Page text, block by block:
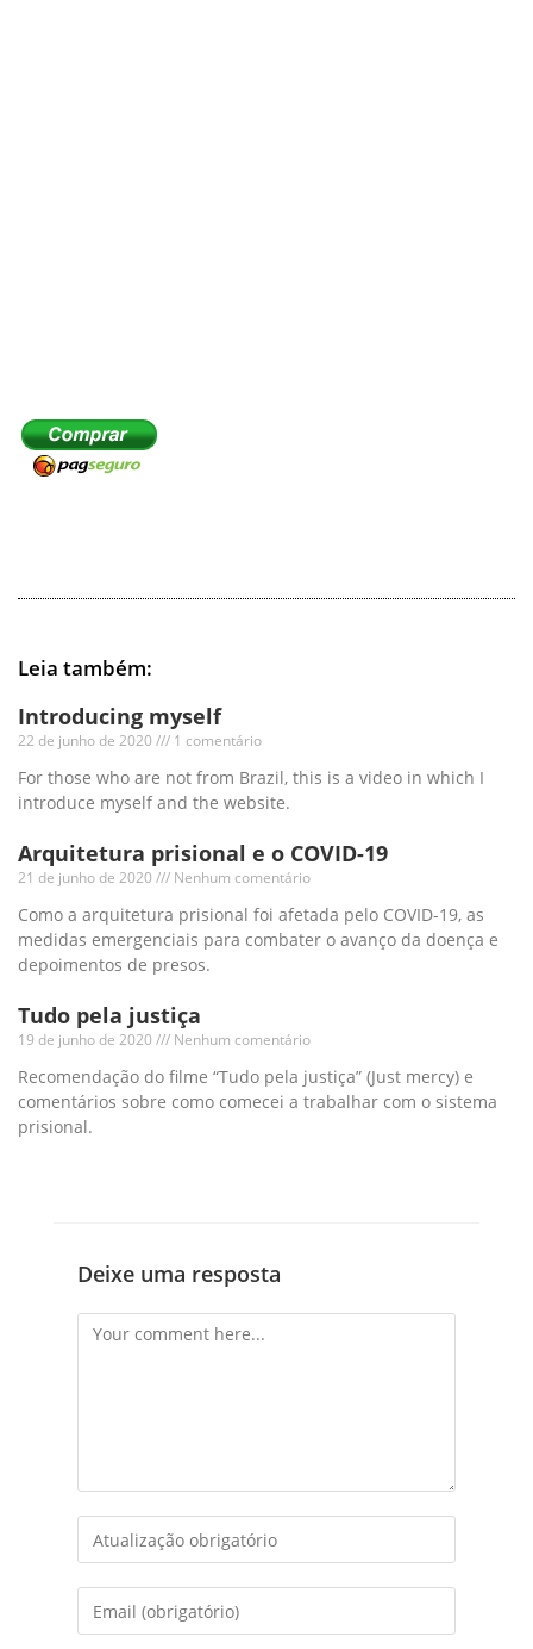
Leia também:
Introducing myself
22 de junho de 2020 1 comentário
For those who are not from Brazil, this is a video in which I
introduce myself and the website.
Arquitetura prisional e o COVID-19
21 de junho de 2020 Nenhum comentário
Como a arquitetura prisional foi afetada pelo COVID-19, as
medidas emergenciais para combater o avanço da doença e
depoimentos de presos.
Tudo pela justiça
19 de junho de 2020 Nenhum comentário
Recomendação do filme “Tudo pela justiça” (Just mercy) e
comentários sobre como comecei a trabalhar com o sistema
prisional.
Deixe uma resposta